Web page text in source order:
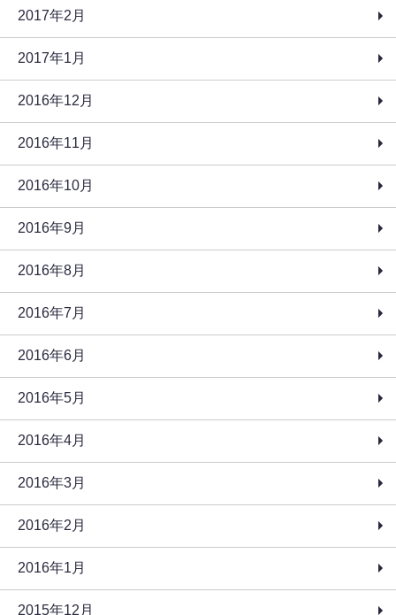
2017年2月
2017年1月
2016年12月
2016年11月
2016年10月
2016年9月
2016年8月
2016年7月
2016年6月
2016年5月
2016年4月
2016年3月
2016年2月
2016年1月
2015年12月